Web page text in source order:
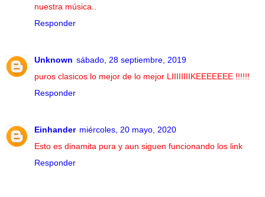
nuestra música..
Responder
Unknown sábado, 28 septiembre, 2019
puros clasicos lo mejor de lo mejor LIIIIIIIIKEEEEEEE !!!!!!
Responder
Einhander miércoles, 20 mayo, 2020
Esto es dinamita pura y aun siguen funcionando los link
Responder